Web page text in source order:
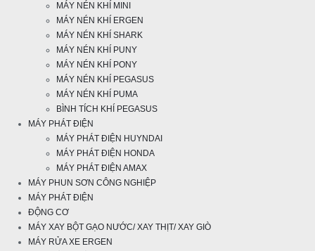
MÁY NÉN KHÍ MINI
MÁY NÉN KHÍ ERGEN
MÁY NÉN KHÍ SHARK
MÁY NÉN KHÍ PUNY
MÁY NÉN KHÍ PONY
MÁY NÉN KHÍ PEGASUS
MÁY NÉN KHÍ PUMA
BÌNH TÍCH KHÍ PEGASUS
MÁY PHÁT ĐIỆN
MÁY PHÁT ĐIỆN HUYNDAI
MÁY PHÁT ĐIỆN HONDA
MÁY PHÁT ĐIỆN AMAX
MÁY PHUN SƠN CÔNG NGHIỆP
MÁY PHÁT ĐIỆN
ĐỘNG CƠ
MÁY XAY BỘT GẠO NƯỚC/ XAY THỊT/ XAY GIÒ
MÁY RỬA XE ERGEN